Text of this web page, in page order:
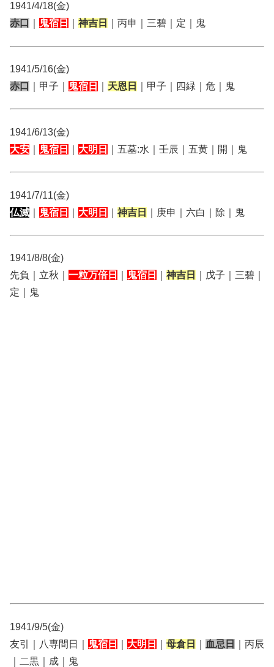
1941/4/18(金)
赤口
鬼宿日 神吉日 ｜丙申｜三碧｜定｜鬼
1941/5/16(金)
赤口
｜甲子｜ 鬼宿日 天恩日 ｜甲子｜四緑｜危｜鬼
1941/6/13(金)
大安
鬼宿日 大明日 ｜五墓:水｜壬辰｜五黄｜開｜鬼
1941/7/11(金)
仏滅
鬼宿日 大明日 神吉日 ｜庚申｜六白｜除｜鬼
1941/8/8(金)
先負｜立秋｜ 一粒万倍日 鬼宿日 神吉日
｜戊子｜三碧｜
定｜鬼
1941/9/5(金)
友引｜八専間日｜
鬼宿日 大明日 母倉日 血忌日
｜丙辰
｜二黒｜成｜鬼